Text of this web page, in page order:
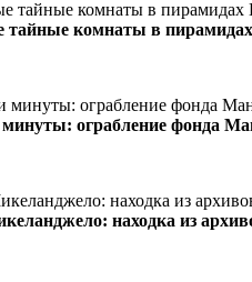
комнаты в
минуты: ограбление фонда
находка из